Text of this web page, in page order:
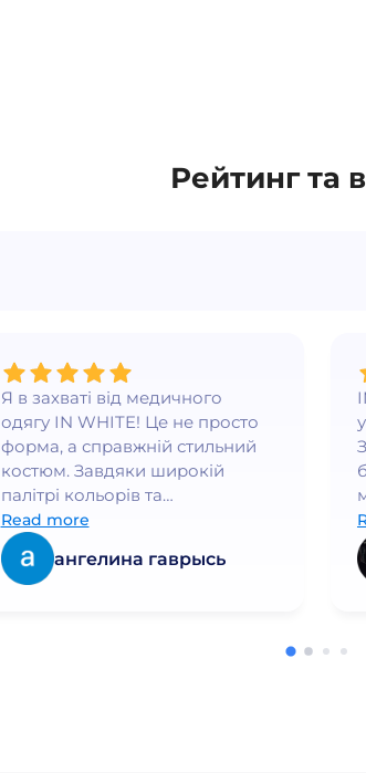
Рейтинг та
Я в захваті від медичного
одягу IN WHITE! Це не просто
форма, а справжній стильний
костюм. Завдяки широкій
палітрі кольорів та
бездоганному крою, я
почуваюся впевнено та
елегантно👍
Read more
ангелина гаврысь